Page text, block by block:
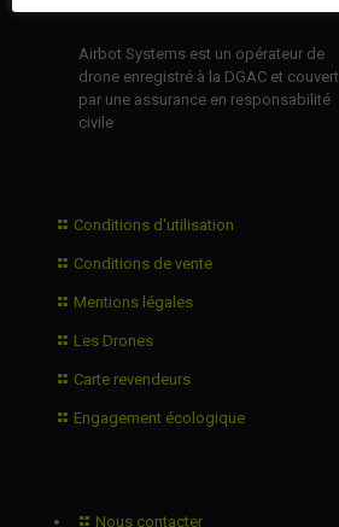
Airbot Systems est un opérateur de
drone enregistré à la DGAC et couvert
par une assurance en responsabilité
civile
Conditions d'utilisation
Conditions de vente
Mentions légales
Les Drones
Carte revendeurs
Engagement écologique
Nous contacter